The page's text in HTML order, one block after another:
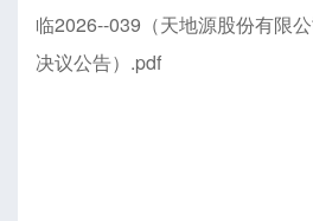
临2026--039（天地源股份有限
决议公告）.pdf